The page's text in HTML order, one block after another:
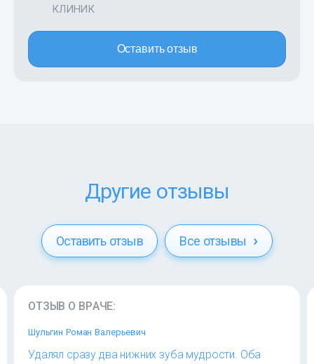
КЛИНИК
Оставить отзыв
Другие отзывы
Оставить отзыв Все отзывы
ОТЗЫВ О ВРАЧЕ:
Шульгин Роман Валерьевич
Удалял сразу два нижних зуба мудрости. Оба